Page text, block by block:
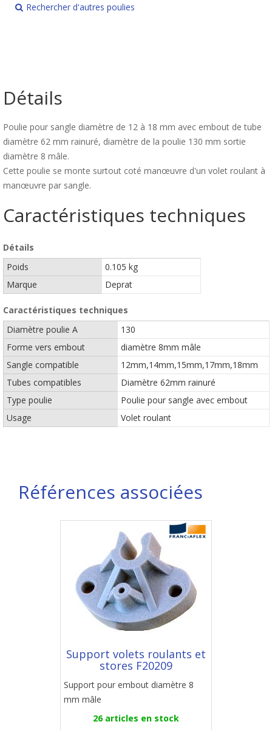
Rechercher d'autres poulies
Détails
Poulie pour sangle diamètre de 12 à 18 mm avec embout de tube
diamètre 62 mm rainuré, diamètre de la poulie 130 mm sortie
diamètre 8 mâle.
Cette poulie se monte surtout coté manœuvre d'un volet roulant à
manœuvre par sangle.
Caractéristiques techniques
Détails
Poids
0.105 kg
Marque
Deprat
Caractéristiques techniques
Diamètre poulie A
130
Forme vers embout
diamètre 8mm mâle
Sangle compatible
12mm,14mm,15mm,17mm,18mm
Tubes compatibles
Diamètre 62mm rainuré
Type poulie
Poulie pour sangle avec embout
Usage
Volet roulant
Références associées
Support volets roulants et
stores F20209
Support pour embout diamètre 8
mm mâle
26 articles en stock